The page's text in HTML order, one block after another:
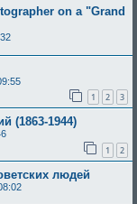
on a "Grand
1 2 3
(1863-1944)
1 2
людей